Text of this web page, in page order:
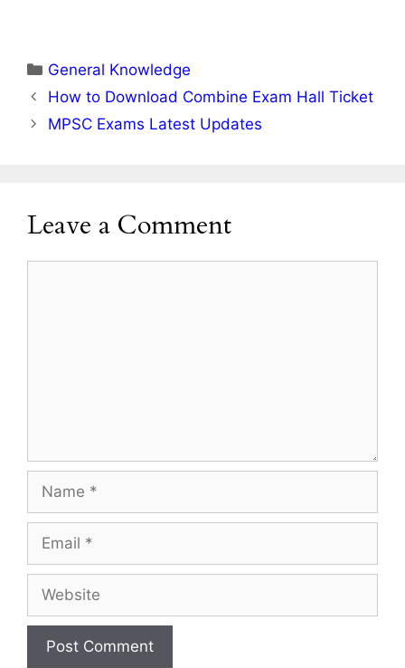
Categories
General Knowledge
How to Download Combine Exam Hall Ticket
MPSC Exams Latest Updates
Leave a Comment
Name
Email
Website